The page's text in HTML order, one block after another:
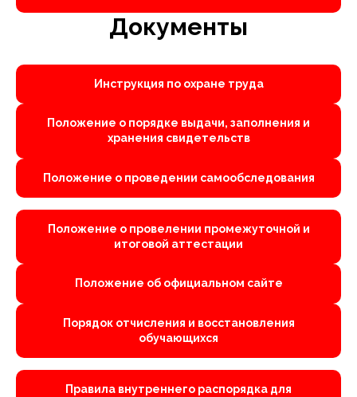
Документы
Инструкция по охране труда
Положение о порядке выдачи, заполнения и
хранения свидетельств
Положение о проведении самообследования
Положение о провелении промежуточной и
итоговой аттестации
Положение об официальном сайте
Порядок отчисления и восстановления
обучающихся
Правила внутреннего распорядка для